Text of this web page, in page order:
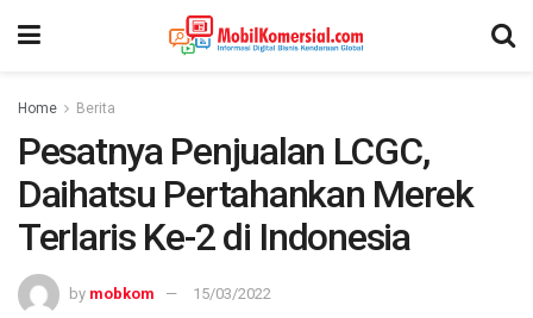
Home Berita
Pesatnya Penjualan LCGC,
Daihatsu Pertahankan Merek
Terlaris Ke-2 di Indonesia
by mobkom 15/03/2022